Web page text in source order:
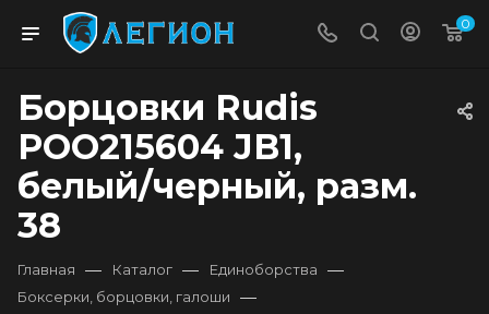
0
Борцовки Rudis
POO215604 JB1,
белый/черный, разм.
38
Главная — Каталог — Единоборства —
Боксерки, борцовки, галоши —